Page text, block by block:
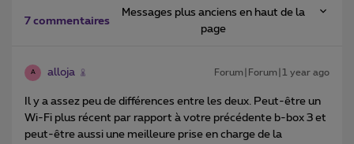
7 commentaires
Messages plus anciens en haut de la
page
A alloja Forum|Forum|1 year ago
Il y a assez peu de différences entre les deux. Peut-être un
Wi-Fi plus récent par rapport à votre précédente b-box 3 et
peut-être aussi une meilleure prise en charge de la